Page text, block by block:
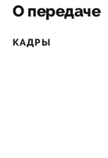
О передаче
КАДРЫ